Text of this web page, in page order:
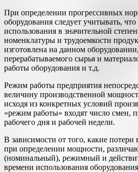
При определении прогрессивных
оборудо­вания следует учитывать,
использования в значительной
номенклатуры и трудоемкости
изготовлена на данном
перерабатываемого сырья и
работы оборудования и т.д.
Режим работы предприятия
величи­ну производственной
исходя из кон­кретных условий
«режим работы» входят число смен,
рабочего дня и рабочей недели.
В зависимости от того, какие
при определении мощности,
(номинальный), режимный и
времени использова­ния